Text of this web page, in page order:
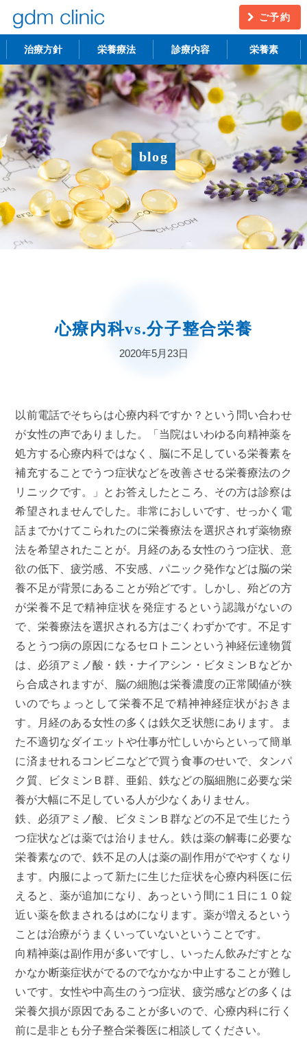
ご予約
治療方針 栄養療法 診療内容
不妊治療 うつ・慢性疲労
アンチエイジング 更年期障害
アトピー性皮膚炎 ニキビ・シミ
レーザー脱毛 月経
栄養素
blog
心療内科vs.分子整合栄養
2020年5月23日
以前電話でそちらは心療内科ですか？という問い合わせ
が女性の声でありました。「当院はいわゆる向精神薬を
処方する心療内科ではなく、脳に不足している栄養素を
補充することでうつ症状などを改善させる栄養療法のク
リニックです。」とお答えしたところ、その方は診察は
希望されませんでした。非常におしいです、せっかく電
話までかけてこられたのに栄養療法を選択されず薬物療
法を希望されたことが。月経のある女性のうつ症状、意
欲の低下、疲労感、不安感、パニック発作などは脳の栄
養不足が背景にあることが殆どです。しかし、殆どの方
が栄養不足で精神症状を発症するという認識がないの
で、栄養療法を選択される方はごくわずかです。不足す
るとうつ病の原因になるセロトニンという神経伝達物質
は、必須アミノ酸・鉄・ナイアシン・ビタミンＢなどか
ら合成されますが、脳の細胞は栄養濃度の正常閾値が狭
いのでちょっとして栄養不足で精神神経症状がおきま
す。月経のある女性の多くは鉄欠乏状態にあります。ま
た不適切なダイエットや仕事が忙しいからといって簡単
に済ませれるコンビニなどで買う食事のせいで、タンパ
ク質、ビタミンＢ群、亜鉛、鉄などの脳細胞に必要な栄
養が大幅に不足している人が少なくありません。
鉄、必須アミノ酸、ビタミンＢ群などの不足で生じたう
つ症状などは薬では治りません。鉄は薬の解毒に必要な
栄養素なので、鉄不足の人は薬の副作用がでやすくなり
ます。内服によって新たに生じた症状を心療内科医に伝
えると、薬が追加になり、あっという間に１日に１０錠
近い薬を飲まされるはめになります。薬が増えるという
ことは治療がうまくいっていないということです。
向精神薬は副作用が多いですし、いったん飲みだすとな
かなか断薬症状がでるのでなかなか中止することが難し
いです。女性や中高生のうつ症状、疲労感などの多くは
栄養欠損が原因であることが多いので、心療内科に行く
前に是非とも分子整合栄養医に相談してください。